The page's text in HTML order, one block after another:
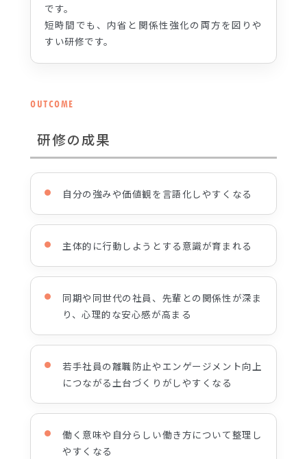
です。
短時間でも、内省と関係性強化の両方を図りや
すい研修です。
OUTCOME
研修の成果
自分の強みや価値観を言語化しやすくなる
主体的に行動しようとする意識が育まれる
同期や同世代の社員、先輩との関係性が深ま
り、心理的な安心感が高まる
若手社員の離職防止やエンゲージメント向上
につながる土台づくりがしやすくなる
働く意味や自分らしい働き方について整理し
やすくなる